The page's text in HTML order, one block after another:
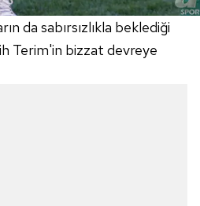
da sabırsızlıkla beklediği
Terim'in bizzat devreye